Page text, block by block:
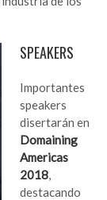
SPEAKERS
Importantes
speakers
disertarán en
Domaining
Americas
2018,
destacando